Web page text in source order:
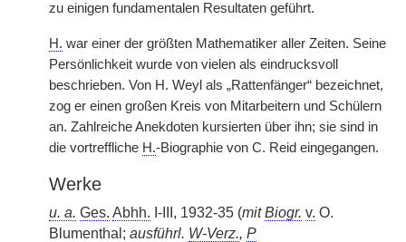
zu einigen fundamentalen Resultaten geführt.
H. war einer der größten Mathematiker aller Zeiten. Seine
Persönlichkeit wurde von vielen als eindrucksvoll
beschrieben. Von H. Weyl als „Rattenfänger“ bezeichnet,
zog er einen großen Kreis von Mitarbeitern und Schülern
an. Zahlreiche Anekdoten kursierten über ihn; sie sind in
die vortreffliche H.-Biographie von C. Reid eingegangen.
Werke
u. a. Ges. Abhh. I-III, 1932-35 (mitBiogr. v. O.
Blumenthal; ausführl. W-Verz., P